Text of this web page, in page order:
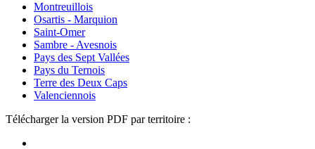
Montreuillois
Osartis - Marquion
Saint-Omer
Sambre - Avesnois
Pays des Sept Vallées
Pays du Ternois
Terre des Deux Caps
Valenciennois
Télécharger la version PDF par territoire :